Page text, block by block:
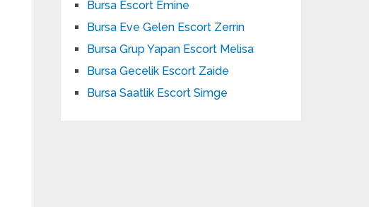
Bursa Escort Emine
Bursa Eve Gelen Escort Zerrin
Bursa Grup Yapan Escort Melisa
Bursa Gecelik Escort Zaide
Bursa Saatlik Escort Simge